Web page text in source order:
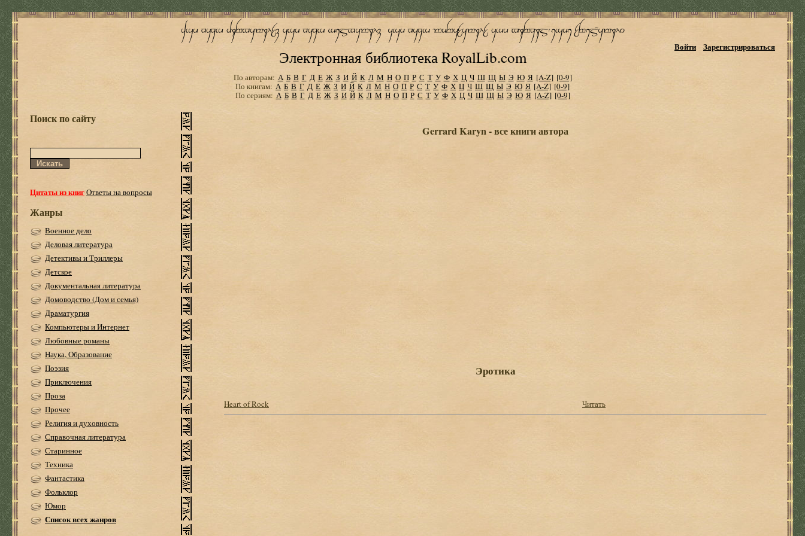
Электронная библиотека RoyalLib.com
Войти Зарегистрироваться
По авторам: А Б В Г Д Е Ж З И Й К Л М Н О П Р С Т У Ф Х Ц Ч Ш Щ Ы Э Ю Я [A-Z] [0-9]
По книгам: А Б В Г Д Е Ж З И Й К Л М Н О П Р С Т У Ф Х Ц Ч Ш Щ Ы Э Ю Я [A-Z] [0-9]
По сериям: А Б В Г Д Е Ж З И Й К Л М Н О П Р С Т У Ф Х Ц Ч Ш Щ Ы Э Ю Я [A-Z] [0-9]
Поиск по сайту
Цитаты из книгОтветы на вопросы
Жанры
Военное дело
Деловая литература
Детективы и Триллеры
Детское
Документальная литература
Домоводство (Дом и семья)
Драматургия
Компьютеры и Интернет
Любовные романы
Наука, Образование
Поэзия
Приключения
Проза
Прочее
Религия и духовность
Справочная литература
Старинное
Техника
Фантастика
Фольклор
Юмор
Список всех жанров
Gerrard Karyn - все книги автора
Эротика
Heart of Rock Читать